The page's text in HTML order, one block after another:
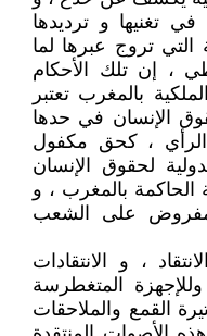
في تغنيها و ترديدها
التي تروج عبرها لما
، إن تلك الأحكام
بالمغرب تعتبر
الإنسان في حدها
الرأي ، كحق مكفول
لحقوق الإنسان
الحاكمة بالمغرب ، و
على الشعب
، و الانتقادات
المتغطرسة
القمع والملاحقات